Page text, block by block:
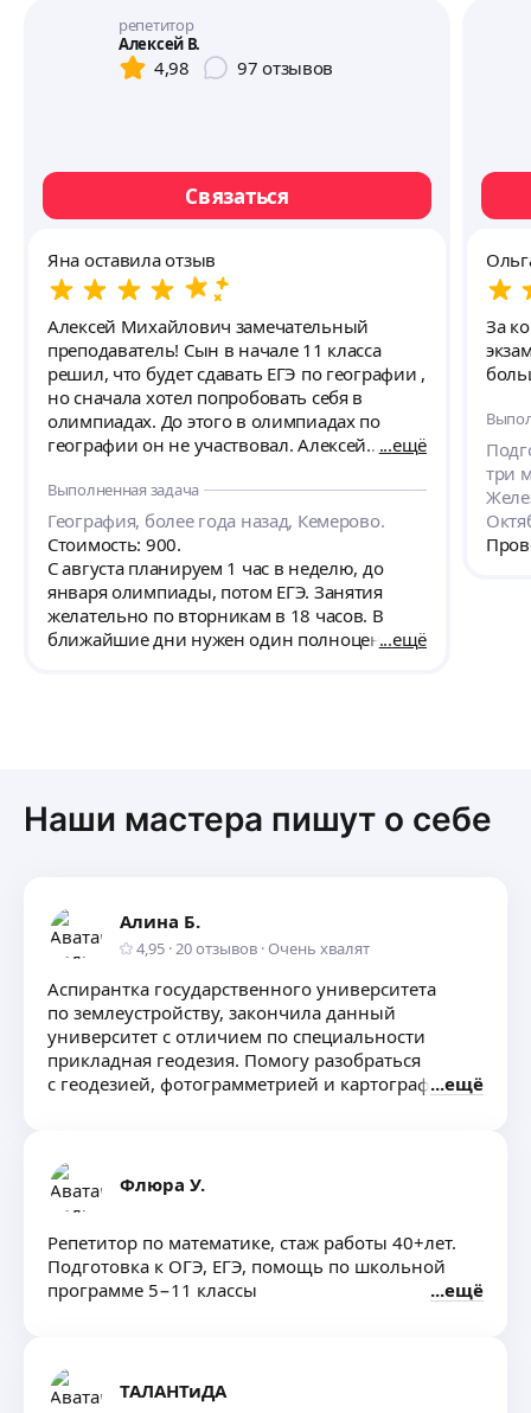
репетитор
Алексей В.
4,98 97 отзывов
Связаться
Яна оставила отзыв
Алексей Михайлович замечательный
преподаватель! Сын в начале 11 класса
решил, что будет сдавать ЕГЭ по географии ,
но сначала хотел попробовать себя в
олимпиадах. До этого в олимпиадах по
географии он не участвовал. Алексей
практические и теоретические задания,
обсуждали общие тенденции развития
географии как науки. Результат : призёр в
перечневой олимпиаде (Герценовская), в
ломоносовской олимпиаде до призёра не
хватило 1 балла, ещё в двух - вышел в
заключительный тур. За такой короткий
срок, практически полгода, это
заданий, которые значительно отличаются
балла на ЕГЭ. Я очень рада ! Мы очень
благодарны Алексею Михайловичу за его
доброжелательность, искреннюю
заинтересованность, профессионализм,
нацеленность на результат ученика!
СПАСИБО ! Очень рекомендую!
ещё
Выполненная задача
География, более года назад, Кемерово.
Стоимость: 900.
С августа планируем 1 час в неделю, до
января олимпиады, потом ЕГЭ. Занятия
желательно по вторникам в 18 часов. В
ближайшие дни нужен один полноценный
ещё
За
три
Наши мастера пишут о себе
Алина Б.
4,95 · 20отзывов · Очень хвалят
Аспирантка государственного университета
по землеустройству, закончила данный
университет с отличием по специальности
прикладная геодезия. Помогу разобраться
с геодезией, фотограмметрией и картографией.
класс по алгебре и геометрии, а так же 1−4 класс
повышение успеваемости.
ещё
Флюра У.
Репетитор по математике, стаж работы 40+лет.
Подготовка к ОГЭ, ЕГЭ, помощь по школьной
программе 5−11 классы
ещё
ТАЛАНТиДА